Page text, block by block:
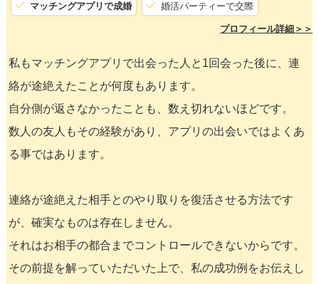
マッチングアプリで成婚 婚活パーティーで交際
プロフィール詳細＞＞
私もマッチングアプリで出会った人と1回会った後に、連
絡が途絶えたことが何度もあります。
自分側が返さなかったことも、数え切れないほどです。
数人の友人もその経験があり、アプリの出会いではよくあ
る事ではあります。
連絡が途絶えた相手とのやり取りを復活させる方法です
が、確実なものは存在しません。
それはお相手の都合までコントロールできないからです。
その前提を解っていただいた上で、私の成功例をお伝えし